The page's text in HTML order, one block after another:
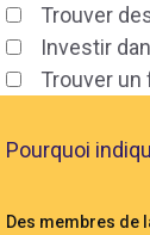
Trouver
Investir
Trouver
Pourquoi
Des membres de